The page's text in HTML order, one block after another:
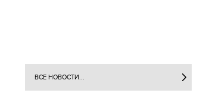
ВСЕ НОВОСТИ...